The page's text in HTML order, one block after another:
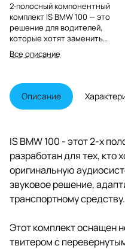
2‑полосный компонентный
комплект IS BMW 100 — это
решение для водителей,
которые хотят заменить
штатную аудиосистему на
качественное звуковое
их автомобиль. Комплект
IS BMW 100 оснащён
технологией Exclusive
от Focal — это обеспечивает
высокую мощность и
передачу высоких частот.
Все описание
Описание
IS BMW 100 - этот 2-х
разработан для тех, кто
оригинальную
звуковое решение,
транспортному средству.
Этот комплект оснащен
твитером с